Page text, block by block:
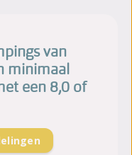
van
minimaal
een 8,0 of